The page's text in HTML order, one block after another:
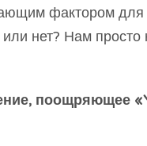
фактором для
или нет? Нам
поощряющее